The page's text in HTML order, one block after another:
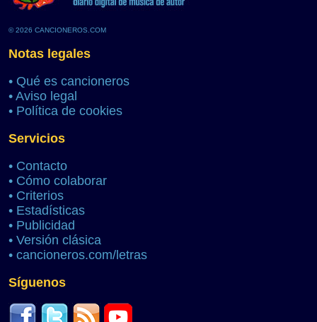
© 2026 CANCIONEROS.COM
Notas legales
• Qué es cancioneros
• Aviso legal
• Política de cookies
Servicios
• Contacto
• Cómo colaborar
• Criterios
• Estadísticas
• Publicidad
• Versión clásica
• cancioneros.com/letras
Síguenos